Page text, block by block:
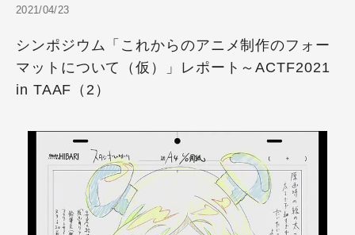
2021/04/23
シンポジウム「これからのアニメ制作のフォー
マットについて（仮）」レポート～ACTF2021
in TAAF（2）